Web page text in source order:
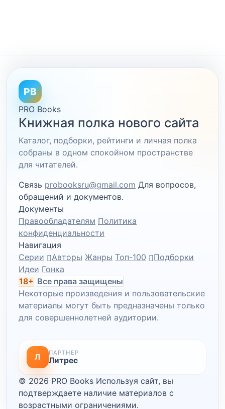
PB
PRO Books
Книжная полка нового сайта
Каталог, подборки, рейтинги и личная полка
собраны в одном спокойном пространстве
для читателей.
Связь probooksru@gmail.com Для вопросов,
обращений и документов.
Документы
Правообладателям Политика
конфиденциальности
Навигация
Серии
Авторы Жанры Топ-100
Подборки
Идеи Гонка
18+ Все права защищены
Некоторые произведения и пользовательские
материалы могут быть предназначены только
для совершеннолетней аудитории.
Л ПАРТНЕР
Литрес
© 2026 PRO Books Используя сайт, вы
подтверждаете наличие материалов с
возрастными ограничениями.